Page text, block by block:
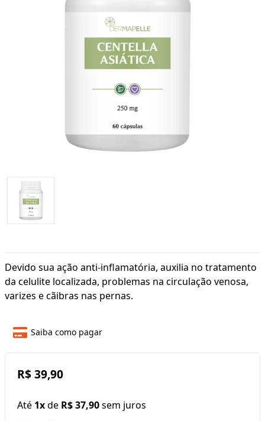
Devido sua ação anti-inflamatória, auxilia no tratamento
da celulite localizada, problemas na circulação venosa,
varizes e cãibras nas pernas.
Saiba como pagar
R$ 39,90
Até 1xde R$ 37,90sem juros